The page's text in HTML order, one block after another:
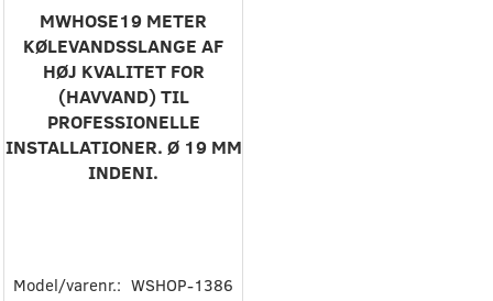
MWHOSE19 METER
KØLEVANDSSLANGE AF
HØJ KVALITET FOR
(HAVVAND) TIL
PROFESSIONELLE
INSTALLATIONER. Ø 19 MM
INDENI.
Model/varenr.: WSHOP-1386